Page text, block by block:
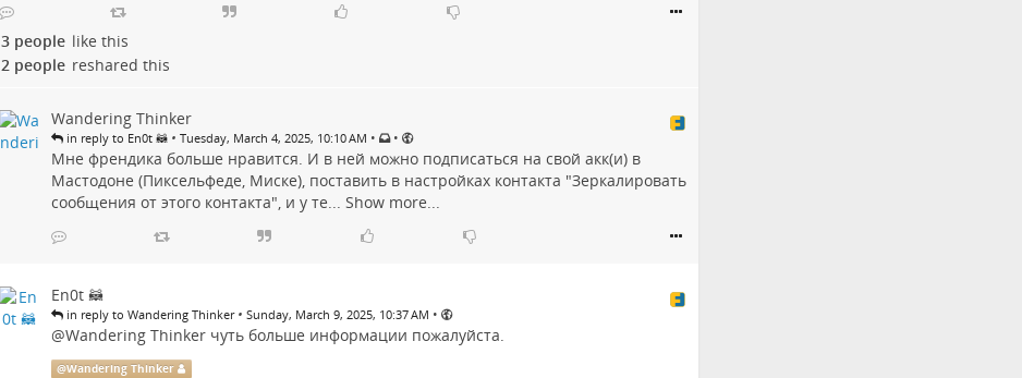
3 people like this
2 people reshared this
Wandering Thinker
in reply to En0t 🦝 • Tuesday, March 4, 2025, 10:10 AM • •
Мне френдика больше нравится. И в ней можно подписаться на свой акк(и) в
Мастодоне (Пиксельфеде, Миске), поставить в настройках контакта "Зеркалировать
сообщения от этого контакта", и у те... Show more...
En0t 🦝
in reply to Wandering Thinker • Sunday, March 9, 2025, 10:37 AM •
@Wandering Thinkerчуть больше информации пожалуйста.
@Wandering Thinker